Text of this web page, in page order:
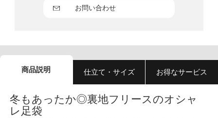
お問い合わせ
商品説明 仕立て・サイズ お得なサービス
冬もあったか◎裏地フリースのオシャ
レ足袋